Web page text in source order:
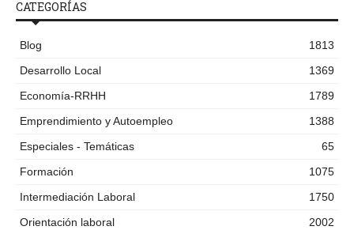
CATEGORÍAS
Blog
1813
Desarrollo Local
1369
Economía-RRHH
1789
Emprendimiento y Autoempleo
1388
Especiales - Temáticas
65
Formación
1075
Intermediación Laboral
1750
Orientación laboral
2002